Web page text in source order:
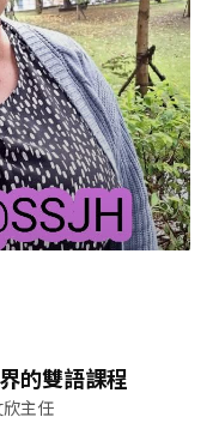
的雙語課程
主任